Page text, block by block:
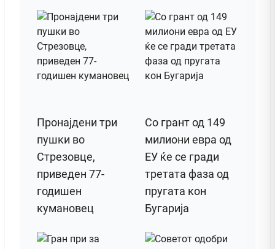
Пронајдени три
пушки во
Стрезовце,
приведен 77-
годишен
кумановец
Со грант од 149
милиони евра од
ЕУ ќе се гради
третата фаза од
пругата кон
Бугарија